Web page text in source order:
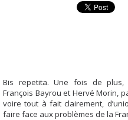
Bis repetita. Une fois de plus,
François Bayrou et Hervé Morin,
voire tout à fait clairement,
faire face aux problèmes de la